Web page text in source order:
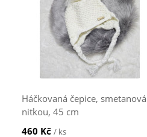
Háčkovaná čepice,
nitkou, 45 cm
460 Kč / ks